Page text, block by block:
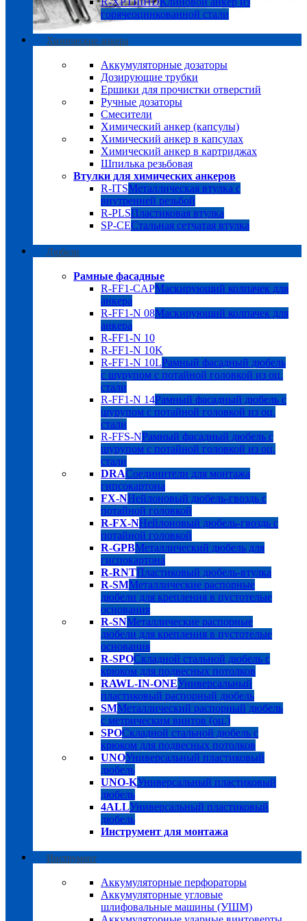
горячеоцинкованной стали
Химические анкера
Аккумуляторные дозаторы
Дозирующие трубки
Ершики для прочистки отверстий
Ручные дозаторы
Смесители
Химический анкер (капсулы)
Химический анкер в капсулах
Химический анкер в картриджах
Шпилька резьбовая
Втулки для химических анкеров
R-ITSМеталлическая втулка с
внутренней резьбой
R-PLSПластиковая втулка
SP-CEСтальная сетчатая втулка
Дюбели
Рамные фасадные
R-FF1-CAPМаскирующий колпачек для
анкера
R-FF1-N 08Маскирующий колпачек для
анкера
R-FF1-N 10
R-FF1-N 10K
R-FF1-N 10LРамный фасадный дюбель
с шурупом с потайной головкой из оц.
стали
R-FF1-N 14Рамный фасадный дюбель с
шурупом с потайной головкой из оц.
стали
R-FFS-NРамный фасадный дюбель с
шурупом с потайной головкой из оц.
стали
DRAСоединители для монтажа
гипсокартона
FX-NНейлоновый дюбель-гвоздь с
потайной головкой
R-FX-NНейлоновый дюбель-гвоздь с
потайной головкой
R-GPBМеталлический дюбель для
гиспокартона
R-RNTПластиковый дюбель-втулка
R-SMМеталлические распорные
дюбели для крепления в пустотелые
основания
R-SNМеталлические распорные
дюбели для крепления в пустотелые
основания
R-SPOСкладной стальной дюбель с
крюком для подвесных потолков
RAWL-IN-ONEУниверсальный
пластиковый распорный дюбель
SMМеталлический распорный дюбель
с метрическим винтов (оц.)
SPOСкладной стальной дюбель с
крюком для подвесных потолков
UNOУниверсальный пластиковый
дюбель
UNO-KУниверсальный пластиковый
дюбель
4ALLУниверсальный пластиковый
дюбель
Инструмент для монтажа
Инструмент
Аккумуляторные перфораторы
Аккумуляторные угловые
шлифовальные машины (УШМ)